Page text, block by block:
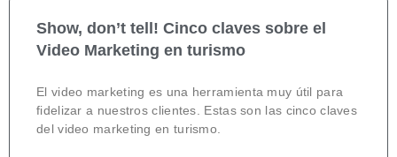
Show, don’t tell! Cinco claves sobre el
Video Marketing en turismo
El video marketing es una herramienta muy útil para
fidelizar a nuestros clientes. Estas son las cinco claves
del video marketing en turismo.